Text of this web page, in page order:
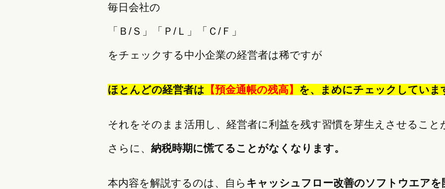
毎日会社の
「Ｂ/Ｓ」「Ｐ/Ｌ」「Ｃ/Ｆ」
をチェックする中小企業の経営者は稀ですが
ほとんどの経営者は 【預金通帳の残高】 を、まめにチェックしていま
それをそのまま活用し、経営者に利益を残す習慣を芽生えさせること
さらに、 納税時期に慌てることがなくなります。
本内容を解説するのは、自ら キャッシュフロー改善のソフトウエアを